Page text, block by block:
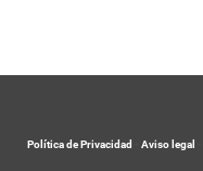
Política de Privacidad Aviso legal